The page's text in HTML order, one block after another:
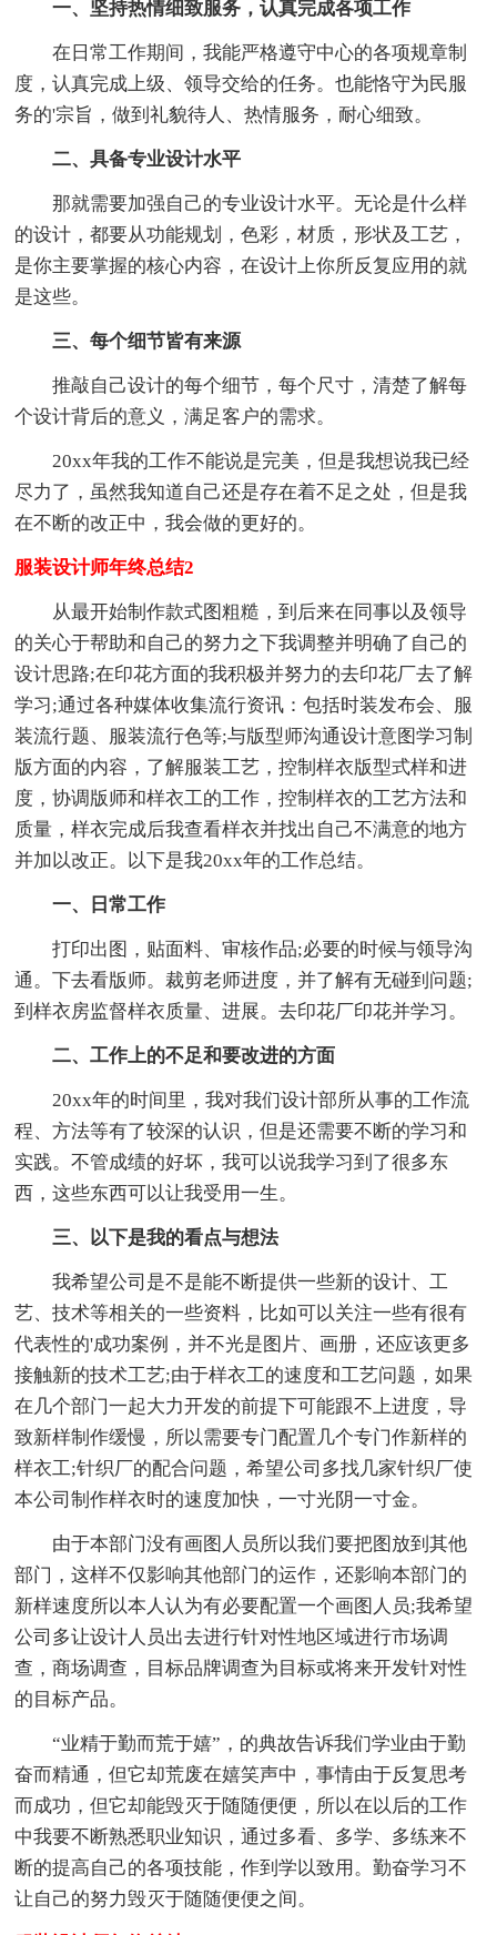
一、坚持热情细致服务，认真完成各项工作
在日常工作期间，我能严格遵守中心的各项规章制
度，认真完成上级、领导交给的任务。也能恪守为民服
务的'宗旨，做到礼貌待人、热情服务，耐心细致。
二、具备专业设计水平
那就需要加强自己的专业设计水平。无论是什么样
的设计，都要从功能规划，色彩，材质，形状及工艺，
是你主要掌握的核心内容，在设计上你所反复应用的就
是这些。
三、每个细节皆有来源
推敲自己设计的每个细节，每个尺寸，清楚了解每
个设计背后的意义，满足客户的需求。
20xx年我的工作不能说是完美，但是我想说我已经
尽力了，虽然我知道自己还是存在着不足之处，但是我
在不断的改正中，我会做的更好的。
服装设计师年终总结2
从最开始制作款式图粗糙，到后来在同事以及领导
的关心于帮助和自己的努力之下我调整并明确了自己的
设计思路;在印花方面的我积极并努力的去印花厂去了解
学习;通过各种媒体收集流行资讯：包括时装发布会、服
装流行题、服装流行色等;与版型师沟通设计意图学习制
版方面的内容，了解服装工艺，控制样衣版型式样和进
度，协调版师和样衣工的工作，控制样衣的工艺方法和
质量，样衣完成后我查看样衣并找出自己不满意的地方
并加以改正。以下是我20xx年的工作总结。
一、日常工作
打印出图，贴面料、审核作品;必要的时候与领导沟
通。下去看版师。裁剪老师进度，并了解有无碰到问题;
到样衣房监督样衣质量、进展。去印花厂印花并学习。
二、工作上的不足和要改进的方面
20xx年的时间里，我对我们设计部所从事的工作流
程、方法等有了较深的认识，但是还需要不断的学习和
实践。不管成绩的好坏，我可以说我学习到了很多东
西，这些东西可以让我受用一生。
三、以下是我的看点与想法
我希望公司是不是能不断提供一些新的设计、工
艺、技术等相关的一些资料，比如可以关注一些有很有
代表性的'成功案例，并不光是图片、画册，还应该更多
接触新的技术工艺;由于样衣工的速度和工艺问题，如果
在几个部门一起大力开发的前提下可能跟不上进度，导
致新样制作缓慢，所以需要专门配置几个专门作新样的
样衣工;针织厂的配合问题，希望公司多找几家针织厂使
本公司制作样衣时的速度加快，一寸光阴一寸金。
由于本部门没有画图人员所以我们要把图放到其他
部门，这样不仅影响其他部门的运作，还影响本部门的
新样速度所以本人认为有必要配置一个画图人员;我希望
公司多让设计人员出去进行针对性地区域进行市场调
查，商场调查，目标品牌调查为目标或将来开发针对性
的目标产品。
“业精于勤而荒于嬉”，的典故告诉我们学业由于勤
奋而精通，但它却荒废在嬉笑声中，事情由于反复思考
而成功，但它却能毁灭于随随便便，所以在以后的工作
中我要不断熟悉职业知识，通过多看、多学、多练来不
断的提高自己的各项技能，作到学以致用。勤奋学习不
让自己的努力毁灭于随随便便之间。